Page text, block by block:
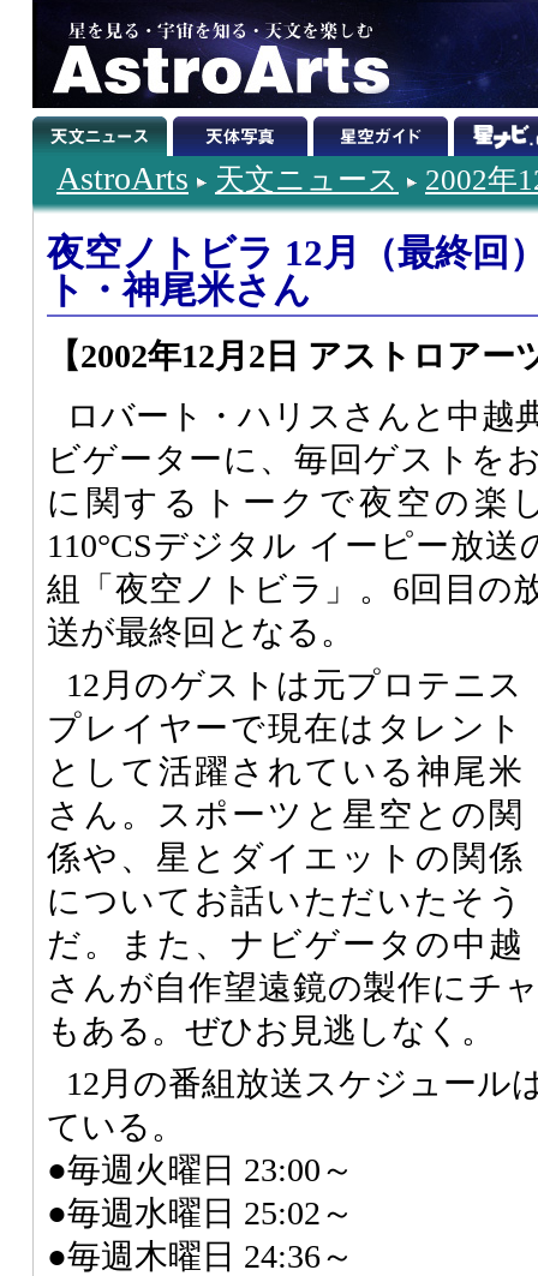
AstroArts 天文ニュース 2002年
夜空ノトビラ 12月（最終回
ト・神尾米さん
【2002年12月2日 アストロアー
ロバート・ハリスさんと中越
ビゲーターに、毎回ゲストを
に関するトークで夜空の楽
110°CSデジタル イーピー放
組「夜空ノトビラ」。6回目の
送が最終回となる。
12月のゲストは元プロテニス
プレイヤーで現在はタレント
として活躍されている神尾米
さん。スポーツと星空との関
係や、星とダイエットの関係
についてお話いただいたそう
だ。また、ナビゲータの中越
さんが自作望遠鏡の製作にチ
もある。ぜひお見逃しなく。
12月の番組放送スケジュール
ている。
●毎週火曜日 23:00～
●毎週水曜日 25:02～
●毎週木曜日 24:36～